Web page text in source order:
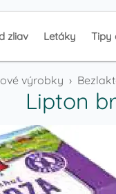
zliav Letáky Tipy
výrobky ›
Lipton